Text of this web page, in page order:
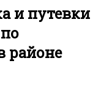
и путевки
районе